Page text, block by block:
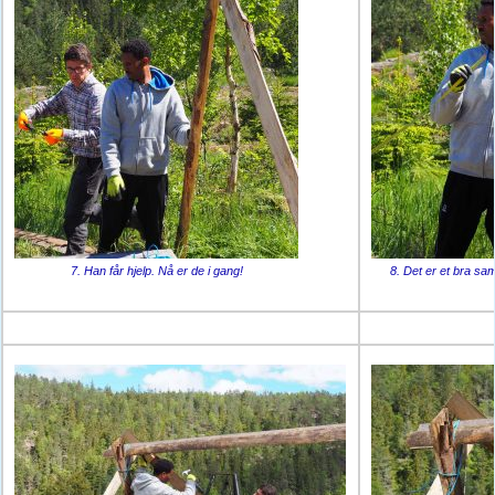
7. Han får hjelp. Nå er de i gang! 8. Det er et bra